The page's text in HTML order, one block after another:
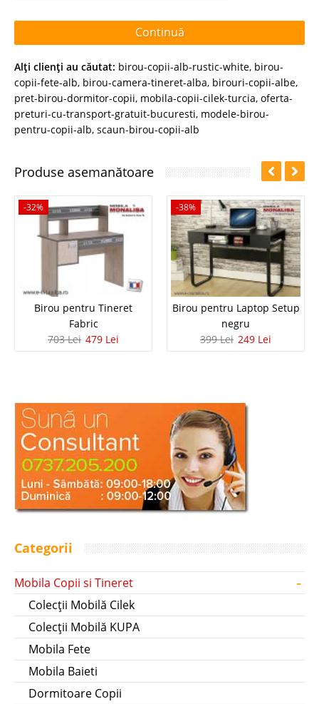
Continuă
Alţi clienţi au căutat: birou-copii-alb-rustic-white, birou-
copii-fete-alb, birou-camera-tineret-alba, birouri-copii-albe,
pret-birou-dormitor-copii, mobila-copii-cilek-turcia, oferta-
preturi-cu-transport-gratuit-bucuresti, modele-birou-
pentru-copii-alb, scaun-birou-copii-alb
Produse asemanătoare
-32%
Birou pentru Tineret
Fabric
703 Lei 479 Lei
-38%
Birou pentru Laptop Setup
negru
399 Lei 249 Lei
Categorii
Mobila Copii si Tineret -
Colecții Mobilă Cilek
Colecții Mobilă KUPA
Mobila Fete
Mobila Baieti
Dormitoare Copii